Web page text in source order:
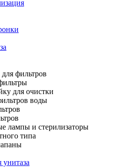
фильтров
для очистки
воды
лампы и стерилизаторы
типа